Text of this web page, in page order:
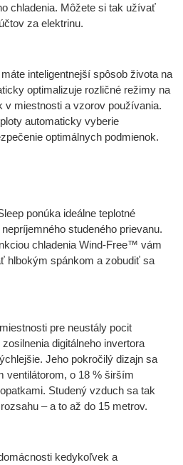
chladenia. Môžete si tak užívať
za elektrinu.
inteligentnejší spôsob života na
optimalizuje rozličné režimy na
v miestnosti a vzorov používania.
automaticky vyberie
optimálnych podmienok.
ponúka ideálne teplotné
studeného prievanu.
chladenia Wind-Free™ vám
hlbokým spánkom a zobudiť sa
pre neustály pocit
digitálneho invertora
Jeho pokročilý dizajn sa
ventilátorom, o 18 % širším
Studený vzduch sa tak
– a to až do 15 metrov.
kedykoľvek a